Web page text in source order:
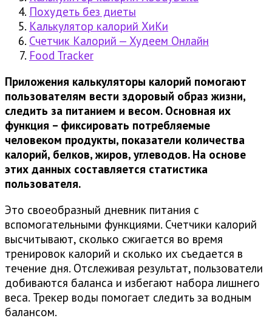
Похудеть без диеты
Калькулятор калорий ХиКи
Счетчик Калорий — Худеем Онлайн
Food Tracker
Приложения калькуляторы калорий помогают
пользователям вести здоровый образ жизни,
следить за питанием и весом. Основная их
функция – фиксировать потребляемые
человеком продукты, показатели количества
калорий, белков, жиров, углеводов. На основе
этих данных составляется статистика
пользователя.
Это своеобразный дневник питания с
вспомогательными функциями. Счетчики калорий
высчитывают, сколько сжигается во время
тренировок калорий и сколько их съедается в
течение дня. Отслеживая результат, пользователи
добиваются баланса и избегают набора лишнего
веса. Трекер воды помогает следить за водным
балансом.